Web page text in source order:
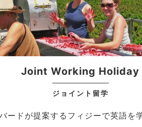
Joint Working Holiday
ジョイント留学
ードが提案するフィジーで英語を